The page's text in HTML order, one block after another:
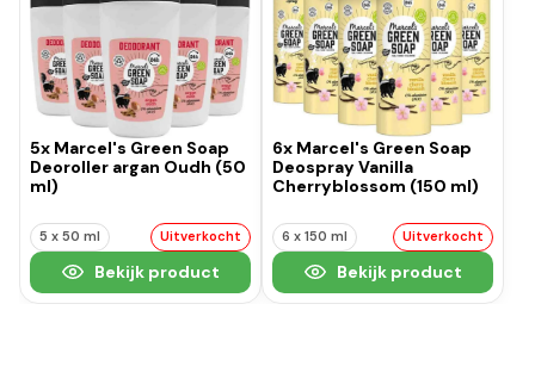
5x Marcel's Green Soap
Deoroller argan Oudh (50
ml)
5 x 50 ml Uitverkocht
Bekijk product
6x Marcel's Green Soap
Deospray Vanilla
Cherryblossom (150 ml)
6 x 150 ml Uitverkocht
Bekijk product